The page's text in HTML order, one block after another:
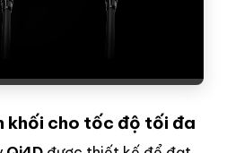
khối cho tốc độ tối đa